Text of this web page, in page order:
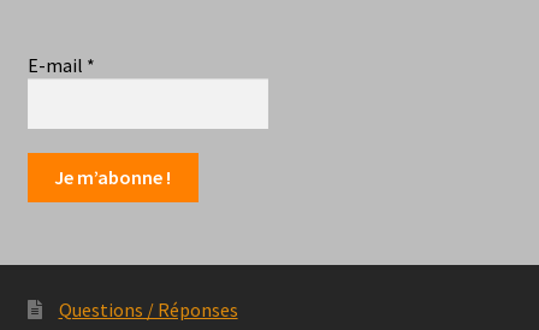
E-mail *
Questions / Réponses